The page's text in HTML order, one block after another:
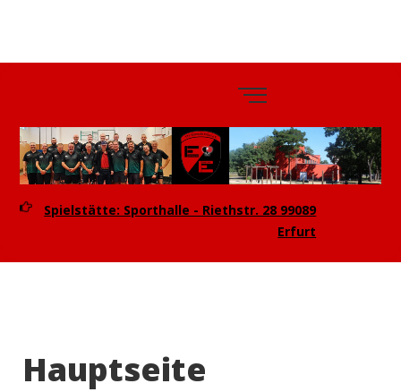
Spielstätte: Sporthalle - Riethstr. 28 99089
Erfurt
Hauptseite